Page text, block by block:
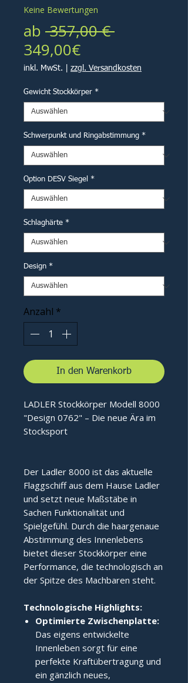
Keine Bewertungen
ab 357,00 €
349,00€Sale-
Preis
inkl. MwSt. zzgl. Versandkosten
Gewicht Stockkörper *
Schwerpunkt und Ringabstimmung *
Option DESV Siegel *
Schlaghärte *
Design *
Anzahl *
In den Warenkorb
LADLER Stockkörper Modell 8000
"Design 0762" – Die neue Ära im
Stocksport
Der Ladler 8000 ist das aktuelle
Flaggschiff aus dem Hause Ladler
und setzt neue Maßstäbe in
Sachen Funktionalität und
Spielgefühl. Durch die haargenaue
Abstimmung des Innenlebens
bietet dieser Stockkörper eine
Performance, die technologisch an
der Spitze des Machbaren steht.
Technologische Highlights:
Optimierte Zwischenplatte:
Das eigens entwickelte
Innenleben sorgt für eine
perfekte Kraftübertragung und
ein gänzlich neues,